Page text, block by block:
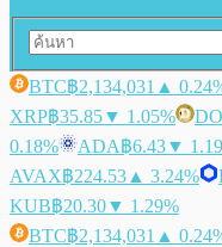
BTC฿2,134,031 ▲
XRP฿35.85▼ 1.05%
0.18%
ADA฿6.43▼
AVAX฿224.53 ▲ 3.24%
KUB฿20.30▼ 1.29%
BTC฿2,134,031 ▲